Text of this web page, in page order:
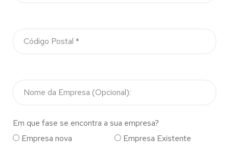
Em que fase se encontra a sua empresa?
Empresa nova
Empresa Existente